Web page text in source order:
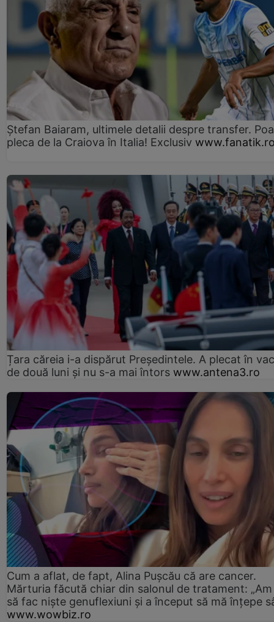
Ștefan Baiaram, ultimele detalii despre transfer.
pleca de la Craiova în Italia! Exclusiv
Țara căreia i-a dispărut Președintele. A plecat în
de două luni și nu s-a mai întors www.antena3.ro
Cum a aflat, de fapt, Alina Pușcău că are cancer.
Mărturia făcută chiar din salonul de tratament:
să fac niște genuflexiuni și a început să mă înțepe
www.wowbiz.ro